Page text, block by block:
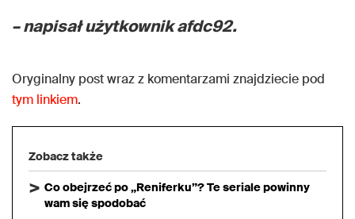
– napisał użytkownik afdc92.
Oryginalny post wraz z komentarzami znajdziecie pod
tym linkiem.
Zobacz także
Co obejrzeć po „Reniferku”? Te seriale powinny
wam się spodobać